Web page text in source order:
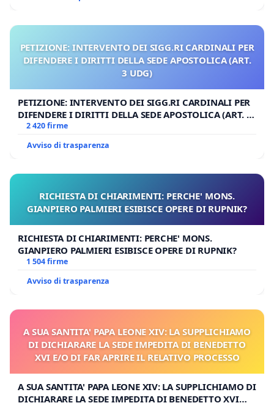
PETIZIONE: INTERVENTO DEI SIGG.RI CARDINALI PER
DIFENDERE I DIRITTI DELLA SEDE APOSTOLICA (ART.
3 UDG)
PETIZIONE: INTERVENTO DEI SIGG.RI CARDINALI PER
DIFENDERE I DIRITTI DELLA SEDE APOSTOLICA (ART. 3
UDG)
2 420 firme
Avviso di trasparenza
RICHIESTA DI CHIARIMENTI: PERCHE' MONS.
GIANPIERO PALMIERI ESIBISCE OPERE DI RUPNIK?
RICHIESTA DI CHIARIMENTI: PERCHE' MONS.
GIANPIERO PALMIERI ESIBISCE OPERE DI RUPNIK?
1 504 firme
Avviso di trasparenza
A SUA SANTITA' PAPA LEONE XIV: LA SUPPLICHIAMO
DI DICHIARARE LA SEDE IMPEDITA DI BENEDETTO
XVI E/O DI FAR APRIRE IL RELATIVO PROCESSO
A SUA SANTITA' PAPA LEONE XIV: LA SUPPLICHIAMO DI
DICHIARARE LA SEDE IMPEDITA DI BENEDETTO XVI